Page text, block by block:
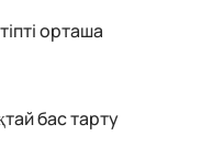
орташа
бас тарту